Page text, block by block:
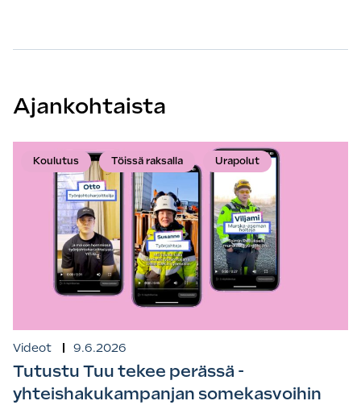
Ajankohtaista
Videot 9.6.2026
Tutustu Tuu tekee perässä -
yhteishakukampanjan somekasvoihin
Koulutus Töissä raksalla Urapolut